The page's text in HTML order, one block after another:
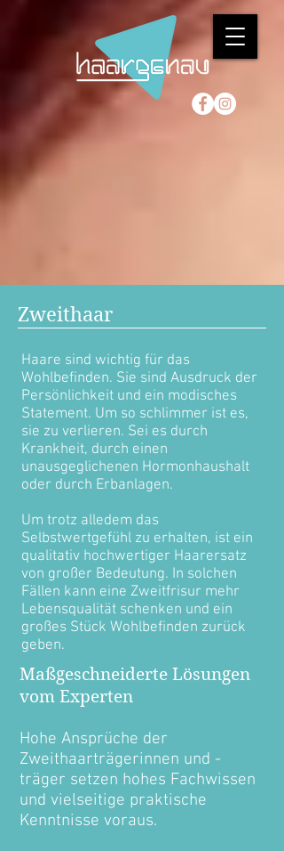
Zweithaar
Haare sind wichtig für das
Wohlbefinden. Sie sind Ausdruck der
Persönlichkeit und ein modisches
Statement. Um so schlimmer ist es,
sie zu verlieren. Sei es durch
Krankheit, durch einen
unausgeglichenen Hormonhaushalt
oder durch Erbanlagen.
Um trotz alledem das
Selbstwertgefühl zu erhalten, ist ein
qualitativ hochwertiger Haarersatz
von großer Bedeutung. In solchen
Fällen kann eine Zweitfrisur mehr
Lebensqualität schenken und ein
großes Stück Wohlbefinden zurück
geben.
Maßgeschneiderte Lösungen
vom Experten
Hohe Ansprüche der
Zweithaarträgerinnen und -
träger setzen hohes Fachwissen
und vielseitige praktische
Kenntnisse voraus.